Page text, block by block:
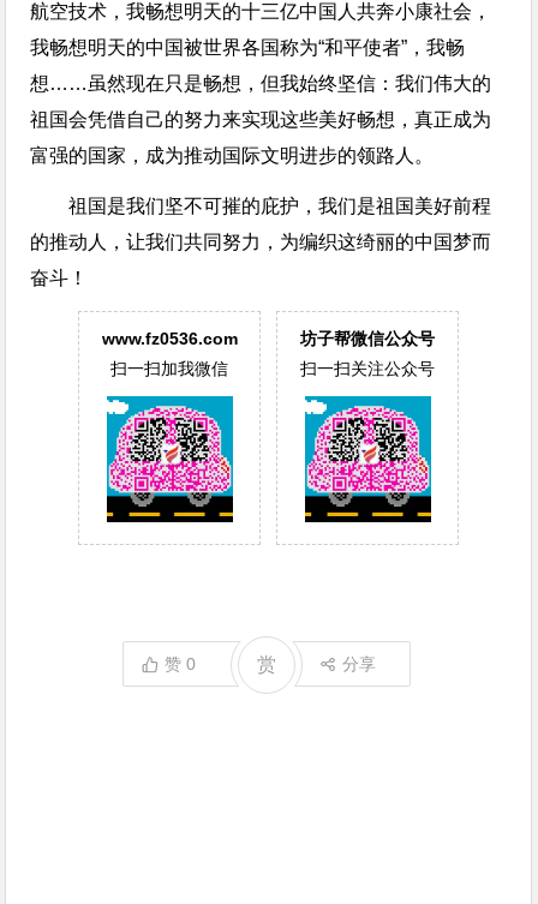
航空技术，我畅想明天的十三亿中国人共奔小康社会，
我畅想明天的中国被世界各国称为“和平使者”，我畅
想……虽然现在只是畅想，但我始终坚信：我们伟大的
祖国会凭借自己的努力来实现这些美好畅想，真正成为
富强的国家，成为推动国际文明进步的领路人。
祖国是我们坚不可摧的庇护，我们是祖国美好前程
的推动人，让我们共同努力，为编织这绮丽的中国梦而
奋斗！
www.fz0536.com
扫一扫加我微信
坊子帮微信公众号
扫一扫关注公众号
赞0 分享
赏